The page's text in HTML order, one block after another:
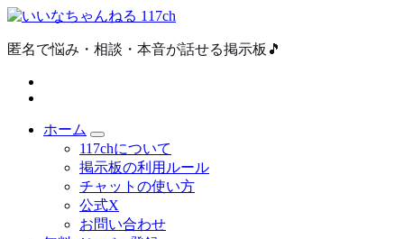
内
を
匿名で悩み・相談・本音が話せる掲示板🎵
ホーム
117chについて
掲示板の利用ルール
チャットの使い方
公式X
お問い合わせ